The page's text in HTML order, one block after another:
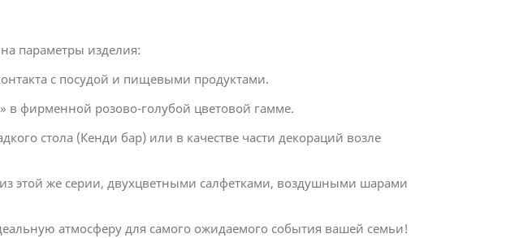
параметры изделия:
с посудой и пищевыми продуктами.
в фирменной розово-голубой цветовой гамме.
стола (Кенди бар) или в качестве части декораций возле
этой же серии, двухцветными салфетками, воздушными шарами
атмосферу для самого ожидаемого события вашей семьи!